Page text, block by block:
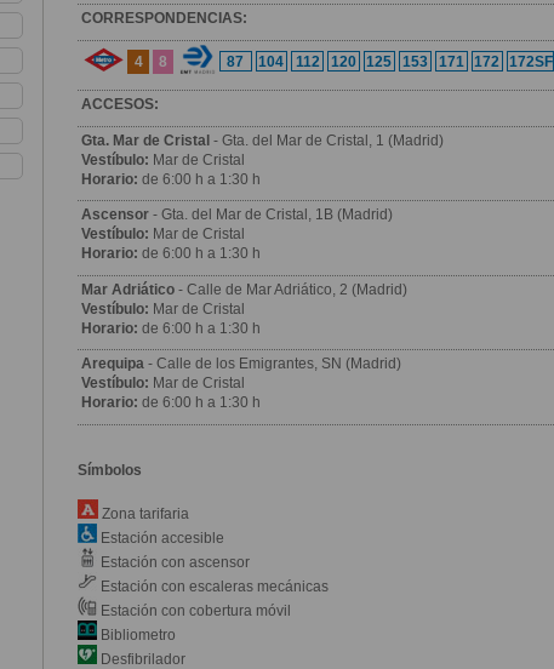
CORRESPONDENCIAS:
4 8 87 104 112 120 125 153 171 172 172SF
ACCESOS:
Gta. Mar de Cristal - Gta. del Mar de Cristal, 1 (Madrid)
Vestíbulo: Mar de Cristal
Horario: de 6:00 h a 1:30 h
Ascensor - Gta. del Mar de Cristal, 1B (Madrid)
Vestíbulo: Mar de Cristal
Horario: de 6:00 h a 1:30 h
Mar Adriático - Calle de Mar Adriático, 2 (Madrid)
Vestíbulo: Mar de Cristal
Horario: de 6:00 h a 1:30 h
Arequipa - Calle de los Emigrantes, SN (Madrid)
Vestíbulo: Mar de Cristal
Horario: de 6:00 h a 1:30 h
Símbolos
Zona tarifaria
Estación accesible
Estación con ascensor
Estación con escaleras mecánicas
Estación con cobertura móvil
Bibliometro
Desfibrilador